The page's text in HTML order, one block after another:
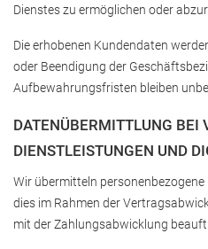
Dienstes zu ermöglichen oder
Die erhobenen Kundendaten
oder Beendigung der
Aufbewahrungsfristen bleiben
DATENÜBERMITTLUNG BEI
DIENSTLEISTUNGEN UND
Wir übermitteln
dies im Rahmen der
mit der Zahlungsabwicklung